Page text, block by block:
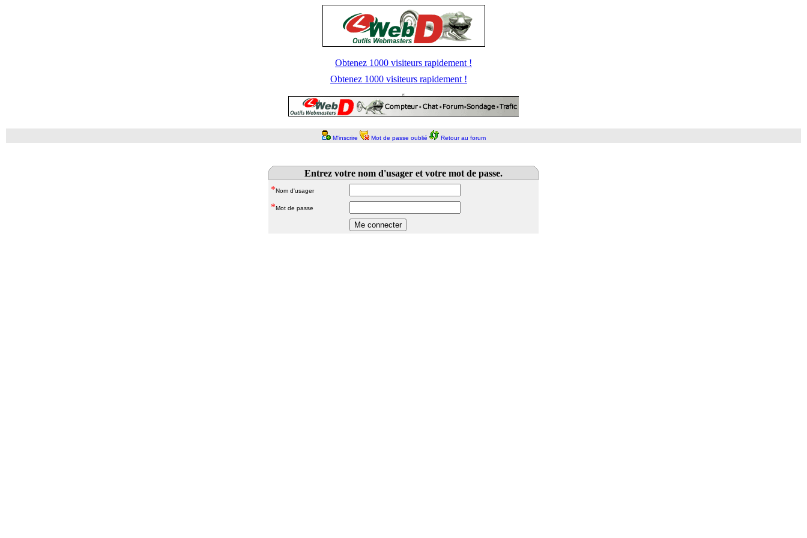
Obtenez 1000 visiteurs rapidement !
Obtenez 1000 visiteurs rapidement !
M'inscrire Mot de passe oublié Retour au forum
Entrez votre nom d'usager et votre mot de passe.
*Nom d'usager
*Mot de passe